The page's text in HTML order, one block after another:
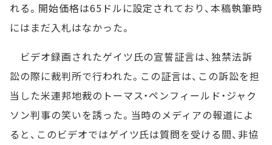
れる。開始価格は65ドルに設定されており、本稿執筆時
にはまだ入札はなかった。
ビデオ録画されたゲイツ氏の宣誓証言は、独禁法訴
訟の際に裁判所で行われた。この証言は、この訴訟を担
当した米連邦地裁のトーマス・ペンフィールド・ジャク
ソン判事の笑いを誘った。当時のメディアの報道によ
ると、このビデオではゲイツ氏は質問を受ける間、非協